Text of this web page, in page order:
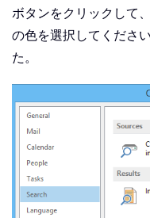
ボタンをクリックして
の色を選択してくださ
た。